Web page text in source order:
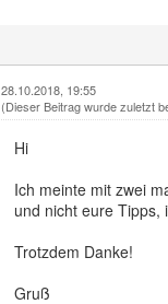
28.10.2018, 19:55
(Dieser Beitrag wurde zuletzt
Hi
Ich meinte mit zwei
und nicht eure Tipps,
Trotzdem Danke!
Gruß